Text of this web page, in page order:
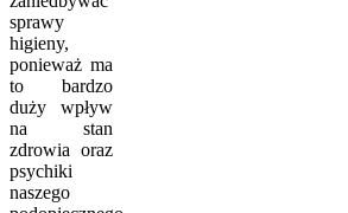
sprawy
higieny,
ponieważ ma
to bardzo
duży wpływ
na stan
zdrowia oraz
psychiki
naszego